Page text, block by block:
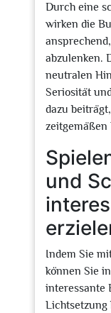
Durch eine
wirken die
abzulenken.
neutralen
Seriosität
dazu
und
Indem Sie
können Sie
interessante
Lichtsetzung